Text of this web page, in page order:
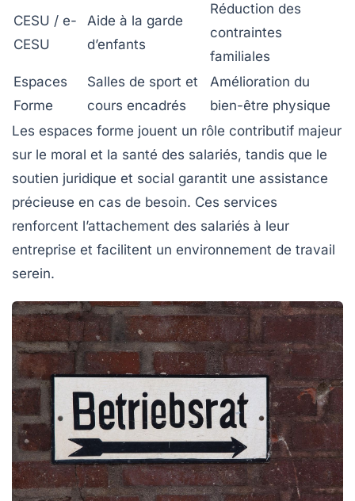
CESU / e-
CESU
Aide à la garde
d’enfants
Réduction des
contraintes
familiales
Espaces
Forme
Salles de sport et
cours encadrés
Amélioration du
bien-être physique
Les espaces forme jouent un rôle contributif majeur
sur le moral et la santé des salariés, tandis que le
soutien juridique et social garantit une assistance
précieuse en cas de besoin. Ces services
renforcent l’attachement des salariés à leur
entreprise et facilitent un environnement de travail
serein.